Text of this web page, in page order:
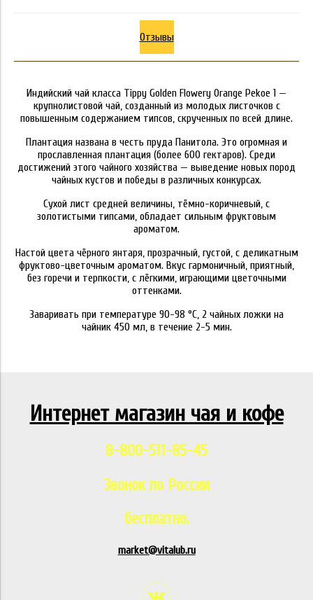
Отзывы
Индийский чай класса Tippy Golden Flowery Orange Pekoe 1 —
крупнолистовой чай, созданный из молодых листочков с
повышенным содержанием типсов, скрученных по всей длине.
Плантация названа в честь пруда Панитола. Это огромная и
прославленная плантация (более 600 гектаров). Среди
достижений этого чайного хозяйства — выведение новых пород
чайных кустов и победы в различных конкурсах.
Сухой лист средней величины, тёмно-коричневый, с
золотистыми типсами, обладает сильным фруктовым
ароматом.
Настой цвета чёрного янтаря, прозрачный, густой, с деликатным
фруктово-цветочным ароматом. Вкус гармоничный, приятный,
без горечи и терпкости, с лёгкими, играющими цветочными
оттенками.
Заваривать при температуре 90-98 °C, 2 чайных ложки на
чайник 450 мл, в течение 2-5 мин.
Интернет магазин чая и кофе
8-800-511-85-45
Звонок по России
бесплатно.
market@vitalub.ru